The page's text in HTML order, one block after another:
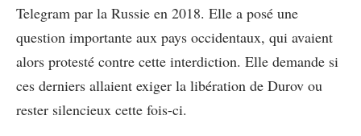
Telegram par la Russie en 2018. Elle a posé une
question importante aux pays occidentaux, qui avaient
alors protesté contre cette interdiction. Elle demande si
ces derniers allaient exiger la libération de Durov ou
rester silencieux cette fois-ci.